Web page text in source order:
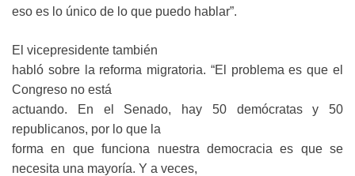
eso es lo único de lo que puedo hablar”.
El vicepresidente también
habló sobre la reforma migratoria. “El problema es que el
Congreso no está
actuando. En el Senado, hay 50 demócratas y 50
republicanos, por lo que la
forma en que funciona nuestra democracia es que se
necesita una mayoría. Y a veces,